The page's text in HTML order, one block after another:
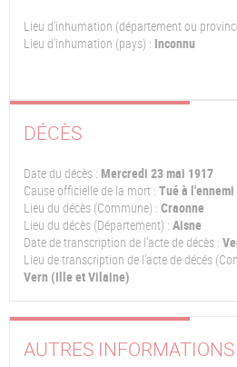
Lieu d'inhumation (département ou
Lieu d'inhumation (pays) : Inconnu
DÉCÈS
Date du décès : Mercredi 23 mai 1917
Cause officielle de la mort : Tué à l'ennemi
Lieu du décès (Commune) : Craonne
Lieu du décès (Département) : Aisne
Date de transcription de l'acte de décès :
Lieu de transcription de l'acte de décés
Vern (Ille et Vilaine)
AUTRES INFORMATIONS